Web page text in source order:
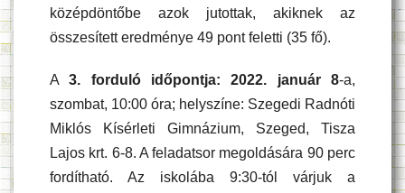
középdöntőbe azok jutottak, akiknek az
összesített eredménye 49 pont feletti (35 fő).
A3. forduló időpontja: 2022. január 8-a,
szombat, 10:00 óra; helyszíne: Szegedi Radnóti
Miklós Kísérleti Gimnázium, Szeged, Tisza
Lajos krt. 6-8. A feladatsor megoldására 90 perc
fordítható. Az iskolába 9:30-tól várjuk a